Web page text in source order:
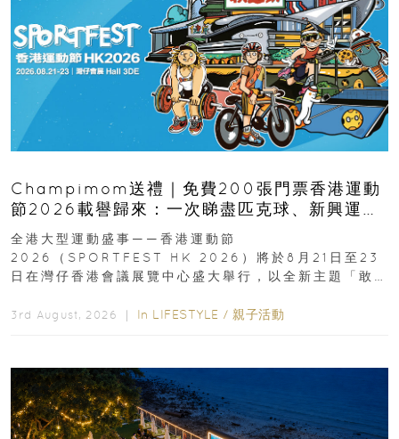
Champimom送禮｜免費200張門票香港運動
節2026載譽歸來：一次睇盡匹克球、新興運
動、街舞比賽＋逾百運動品牌展覽
全港大型運動盛事——香港運動節
2026（SPORTFEST HK 2026）將於8月21日至23
日在灣仔香港會議展覽中心盛大舉行，以全新主題「敢
3rd August, 2026 ｜ In LIFESTYLE / 親子活動